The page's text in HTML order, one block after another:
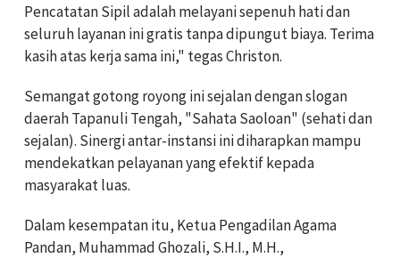
Pencatatan Sipil adalah melayani sepenuh hati dan
seluruh layanan ini gratis tanpa dipungut biaya. Terima
kasih atas kerja sama ini," tegas Christon.
Semangat gotong royong ini sejalan dengan slogan
daerah Tapanuli Tengah, "Sahata Saoloan" (sehati dan
sejalan). Sinergi antar-instansi ini diharapkan mampu
mendekatkan pelayanan yang efektif kepada
masyarakat luas.
Dalam kesempatan itu, Ketua Pengadilan Agama
Pandan, Muhammad Ghozali, S.H.I., M.H.,